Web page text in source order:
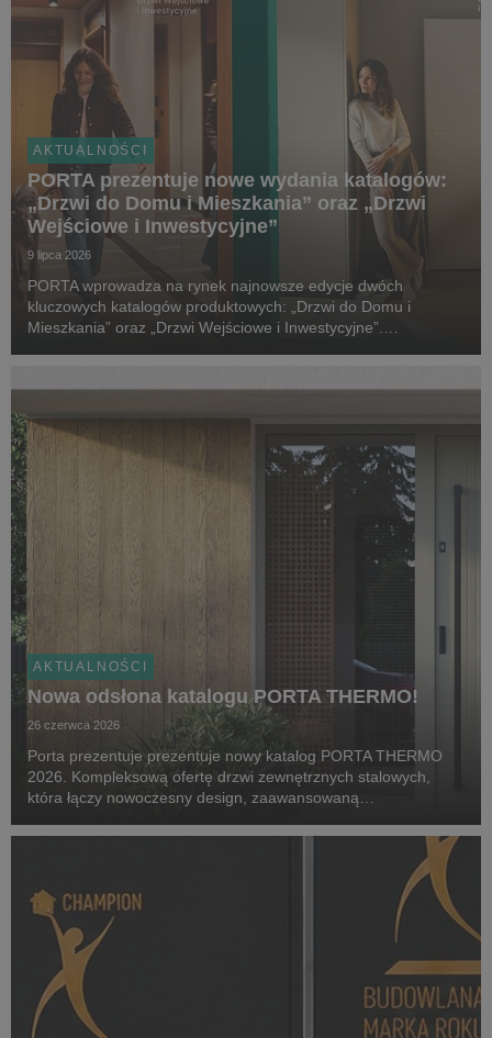
AKTUALNOŚCI
PORTA prezentuje nowe wydania katalogów:
„Drzwi do Domu i Mieszkania” oraz „Drzwi
Wejściowe i Inwestycyjne”
9 lipca 2026
PORTA wprowadza na rynek najnowsze edycje dwóch
kluczowych katalogów produktowych: „Drzwi do Domu i
Mieszkania” oraz „Drzwi Wejściowe i Inwestycyjne”.
odpowiadają ...
AKTUALNOŚCI
Nowa odsłona katalogu PORTA THERMO!
26 czerwca 2026
Porta prezentuje prezentuje nowy katalog PORTA THERMO
2026. Kompleksową ofertę drzwi zewnętrznych stalowych,
która łączy nowoczesny design, zaawansowaną
indywidualnych potrzeb użytkowników. Nowa odsłona kolekcji